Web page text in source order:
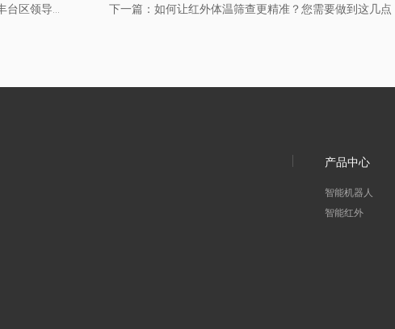
下一篇：如何让红外体温筛查更精准？您需要做到这几点
产品中心
智能机器人
智能红外